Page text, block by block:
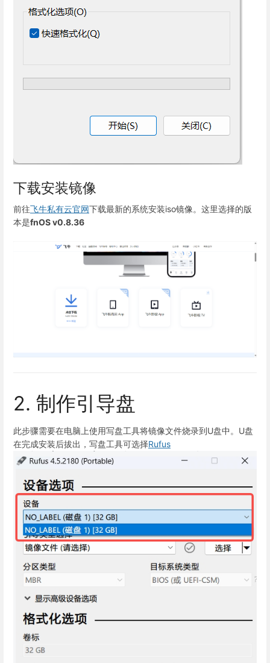
下载安装镜像
前往飞牛私有云官网下载最新的系统安装iso镜像。这里选择的版
本是fnOS v0.8.36
2. 制作引导盘
此步骤需要在电脑上使用写盘工具将镜像文件烧录到U盘中。U盘
在完成安装后拔出，写盘工具可选择Rufus